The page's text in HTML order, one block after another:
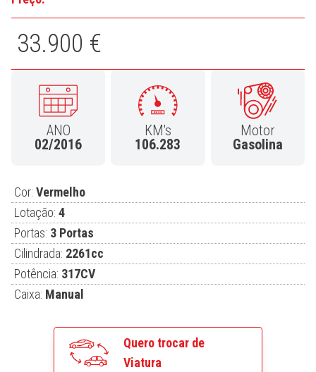
33.900 €
ANO
02/2016
KM's
106.283
Motor
Gasolina
Cor: Vermelho
Lotação: 4
Portas: 3 Portas
Cilindrada: 2261cc
Potência: 317CV
Caixa: Manual
Quero trocar de
Viatura